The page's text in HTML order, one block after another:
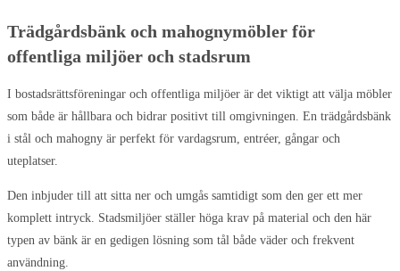
Trädgårdsbänk och mahognymöbler för
offentliga miljöer och stadsrum
I bostadsrättsföreningar och offentliga miljöer är det viktigt att välja möbler
som både är hållbara och bidrar positivt till omgivningen. En trädgårdsbänk
i stål och mahogny är perfekt för vardagsrum, entréer, gångar och
uteplatser.
Den inbjuder till att sitta ner och umgås samtidigt som den ger ett mer
komplett intryck. Stadsmiljöer ställer höga krav på material och den här
typen av bänk är en gedigen lösning som tål både väder och frekvent
användning.